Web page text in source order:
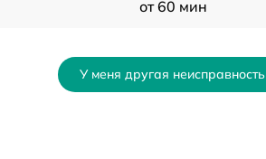
от 60 мин
от 60 мин
У меня другая неисправность